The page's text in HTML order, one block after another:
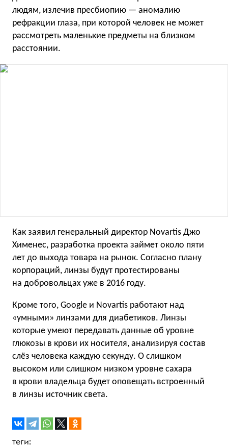
людям, излечив пресбиопию — аномалию
рефракции глаза, при которой человек не может
рассмотреть маленькие предметы на близком
расстоянии.
Как заявил генеральный директор Novartis Джо
Хименес, разработка проекта займет около пяти
лет до выхода товара на рынок. Согласно плану
корпораций, линзы будут протестированы
на добровольцах уже в 2016 году.
Кроме того, Google и Novartis работают над
«умными» линзами для диабетиков. Линзы
которые умеют передавать данные об уровне
глюкозы в крови их носителя, анализируя состав
слёз человека каждую секунду. О слишком
высоком или слишком низком уровне сахара
в крови владельца будет оповещать встроенный
в линзы источник света.